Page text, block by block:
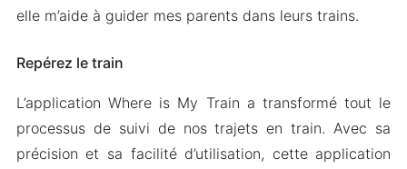
elle m’aide à guider mes parents dans leurs trains.
Repérez le train
L’application Where is My Train a transformé tout le
processus de suivi de nos trajets en train. Avec sa
précision et sa facilité d’utilisation, cette application